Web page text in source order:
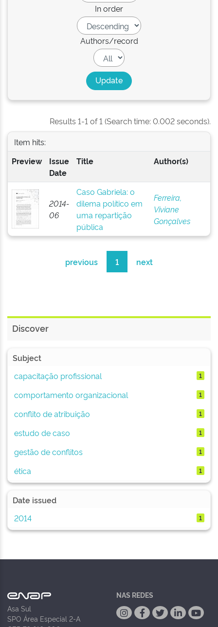
In order
Authors/record
Results 1-1 of 1 (Search time: 0.002 seconds).
Item hits:
Preview
Issue
Date
Title Author(s)
2014-
06
Caso Gabriela: o
dilema político em
uma repartição
pública
Ferreira,
Viviane
Gonçalves
previous 1 next
Discover
Subject
capacitação profissional
1
comportamento organizacional 1
conflito de atribuição 1
estudo de caso 1
gestão de conflitos 1
ética 1
Date issued
2014
1
Asa Sul
SPO Área Especial 2-A
NAS REDES